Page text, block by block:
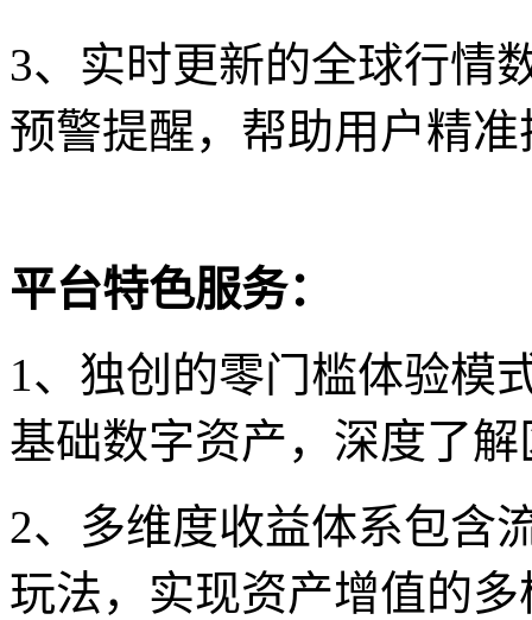
3、实时更新的全球行情
预警提醒，帮助用户精
平台特色服务：
1、独创的零门槛体验模
基础数字资产，深度了
2、多维度收益体系包含
玩法，实现资产增值的